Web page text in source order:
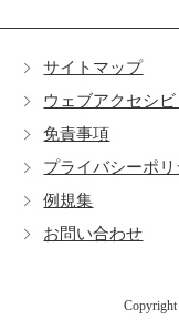
サイトマップ
ウェブアクセシ
免責事項
プライバシーポリ
例規集
お問い合わせ